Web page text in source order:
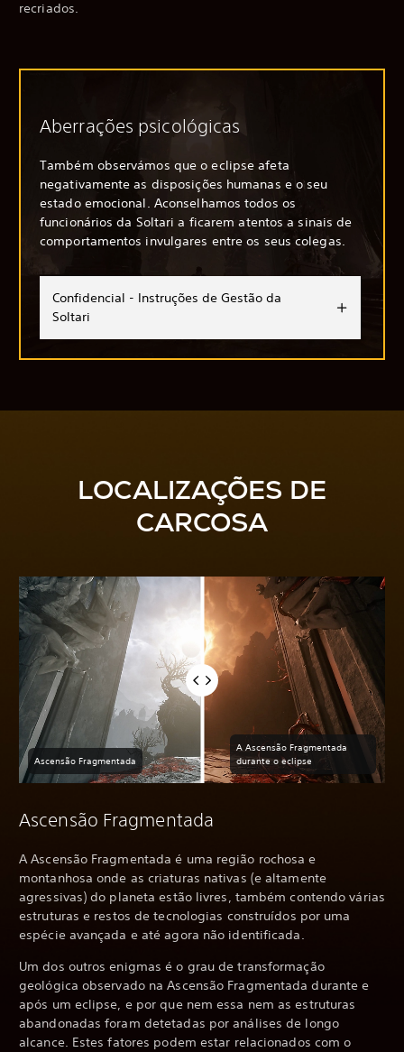
recriados.
Aberrações psicológicas
Também observámos que o eclipse afeta
negativamente as disposições humanas e o seu
estado emocional. Aconselhamos todos os
funcionários da Soltari a ficarem atentos a sinais de
comportamentos invulgares entre os seus colegas.
Confidencial - Instruções de Gestão da
Soltari
LOCALIZAÇÕES DE
CARCOSA
Ascensão Fragmentada
A Ascensão Fragmentada
durante o eclipse
Ascensão Fragmentada
A Ascensão Fragmentada é uma região rochosa e
montanhosa onde as criaturas nativas (e altamente
agressivas) do planeta estão livres, também contendo várias
estruturas e restos de tecnologias construídos por uma
espécie avançada e até agora não identificada.
Um dos outros enigmas é o grau de transformação
geológica observado na Ascensão Fragmentada durante e
após um eclipse, e por que nem essa nem as estruturas
abandonadas foram detetadas por análises de longo
alcance. Estes fatores podem estar relacionados com o